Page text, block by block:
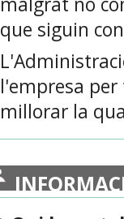
que siguin
l'empresa
millorar la